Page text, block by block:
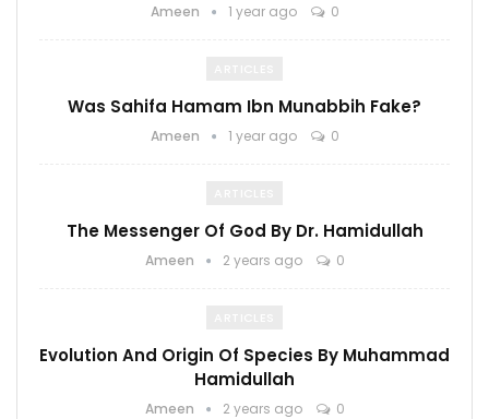
Ameen 1 year ago 0
Was Sahifa Hamam Ibn Munabbih Fake?
Ameen 1 year ago 0
The Messenger Of God By Dr. Hamidullah
Ameen 2 years ago 0
Evolution And Origin Of Species By Muhammad
Hamidullah
Ameen 2 years ago 0